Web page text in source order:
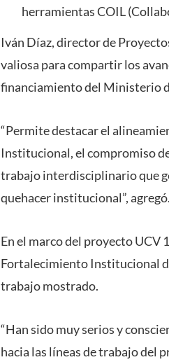
herramientas COIL
Iván Díaz, director de
valiosa para compartir los
financiamiento del Ministerio
“Permite destacar el
Institucional, el compromiso
trabajo interdisciplinario que
quehacer institucional”, agregó.
En el marco del proyecto UCV
Fortalecimiento Institucional
trabajo mostrado.
“Han sido muy serios y
hacia las líneas de trabajo del